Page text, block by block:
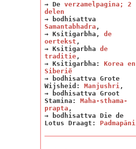
→ De verzamelpagina ; 2
delen
→ bodhisattva
Samantabhadra ,
→ Ksitigarbha, de
oertekst ,
→ Ksitigarbha de
traditie ,
→ Ksitigarbha: Korea en
Siberië
→ bodhisattva Grote
Wijsheid: Manjushri ,
→ bodhisattva Groot
Stamina: Maha-sthama-
prapta ,
→ bodhisattva Die de
Lotus Draagt: Padmapāni